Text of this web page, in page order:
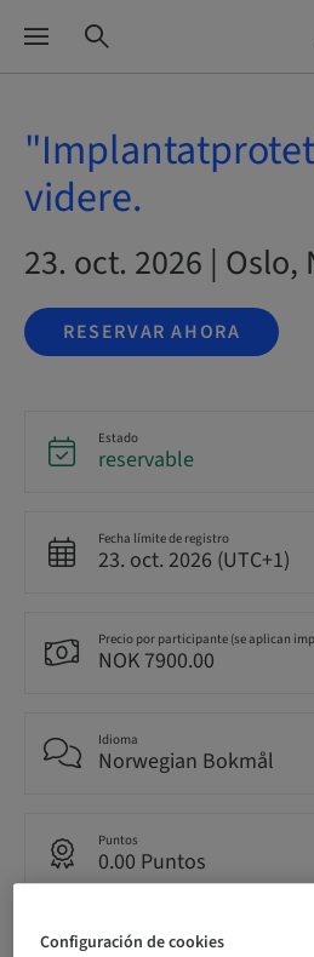
videre.
23. oct. 2026 | Oslo,
RESERVAR AHORA
Estado
reservable
Fecha límite de registro
23. oct. 2026 (UTC+1)
Precio por participante (se aplican
NOK 7900.00
Idioma
Norwegian Bokmål
Puntos
0.00 Puntos
Método de entrega
Configuración de cookies